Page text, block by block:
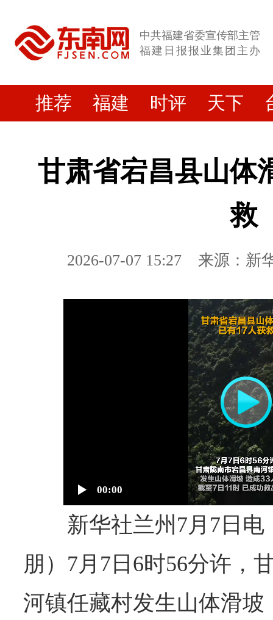
中共福建省委宣传部主管
福建日报报业集团主办
推荐 福建 时评 天下
甘肃省宕昌县山体
救
2026-07-07 15:27 来源：新
00:00
新华社兰州7月7日
朋）7月7日6时56分许，
河镇任藏村发生山体滑坡